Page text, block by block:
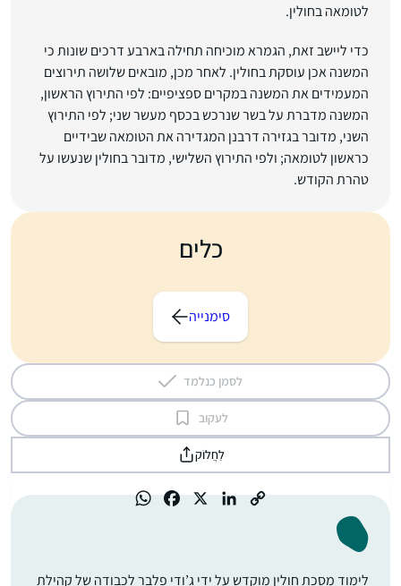
לטומאה בחולין.
כדי ליישב זאת, הגמרא מוכיחה תחילה בארבע דרכים שונות כי
המשנה אכן עוסקת בחולין. לאחר מכן, מובאים שלושה תירוצים
המעמידים את המשנה במקרים ספציפיים: לפי התירוץ הראשון,
המשנה מדברת על בשר שנרכש בכסף מעשר שני; לפי התירוץ
השני, מדובר בגזירה דרבנן המגדירה את הטומאה שבידיים
כראשון לטומאה; ולפי התירוץ השלישי, מדובר בחולין שנעשו על
טהרת הקודש.
כלים
סימנייה
לסמן כנלמד
לעקוב
לַחֲלוֹק
לימוד מסכת חולין מוקדש על ידי ג’ודי פלבר לכבודה של קהילת